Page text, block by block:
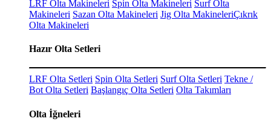
LRF Olta Makineleri Spin Olta Makineleri Surf Olta
Makineleri Sazan Olta Makineleri Jig Olta MakineleriÇıkrık
Olta Makineleri
Hazır Olta Setleri
LRF Olta Setleri Spin Olta Setleri Surf Olta Setleri Tekne /
Bot Olta Setleri Başlangıç Olta Setleri Olta Takımları
Olta İğneleri